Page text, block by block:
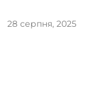
28 серпня, 2025